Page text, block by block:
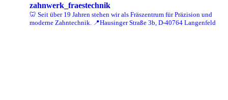
zahnwerk_fraestechnik
🦷 Seit über 19 Jahren stehen wir als Fräszentrum für Präzision und
moderne Zahntechnik.
📍Hausinger Straße 3b, D-40764 Langenfeld